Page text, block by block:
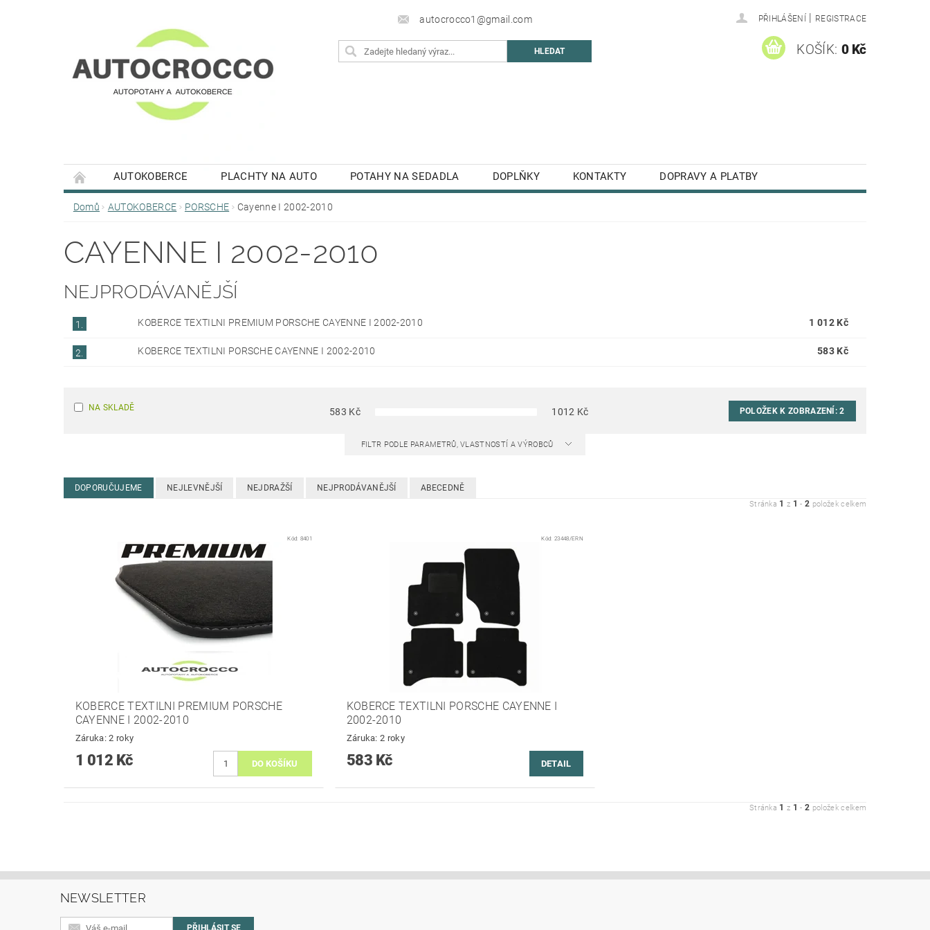
autocrocco1@gmail.com PŘIHLÁŠENÍ | REGISTRACE
KOŠÍK: 0 Kč
AUTOKOBERCE PLACHTY NA AUTO POTAHY NA SEDADLA DOPLŇKY KONTAKTY DOPRAVY A PLATBY
Domů AUTOKOBERCE PORSCHE Cayenne I 2002-2010
CAYENNE I 2002-2010
NEJPRODÁVANĚJŠÍ
1. KOBERCE TEXTILNI PREMIUM PORSCHE CAYENNE I 2002-2010 1 012 Kč
2. KOBERCE TEXTILNI PORSCHE CAYENNE I 2002-2010 583 Kč
NA SKLADĚ 583 Kč 1012 Kč POLOŽEK K ZOBRAZENÍ:2
FILTR PODLE PARAMETRŮ, VLASTNOSTÍ A VÝROBCŮ
DOPORUČUJEME NEJLEVNĚJŠÍ NEJDRAŽŠÍ NEJPRODÁVANĚJŠÍ ABECEDNĚ
Stránka 1 z 1 -2 položek celkem
Kód: 8401
KOBERCE TEXTILNI PREMIUM PORSCHE
CAYENNE I 2002-2010
Záruka: 2 roky
1 012 Kč
Kód: 23448/ERN
KOBERCE TEXTILNI PORSCHE CAYENNE I
2002-2010
Záruka: 2 roky
583 Kč DETAIL
Stránka 1 z 1 -2 položek celkem
NEWSLETTER